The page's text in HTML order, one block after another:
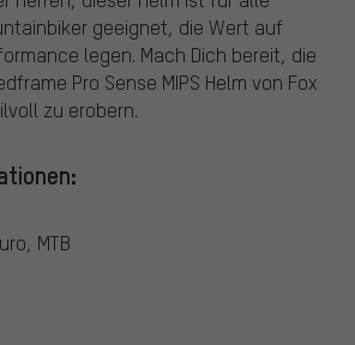
geeignet, die Wert auf
legen. Mach Dich bereit, die
Pro Sense MIPS Helm von Fox
zu erobern.
MTB